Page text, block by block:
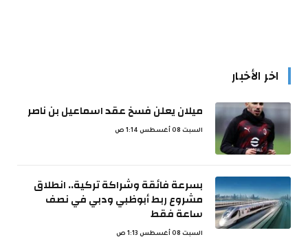
اخر الأخبار
ميلان يعلن فسخ عقد اسماعيل بن ناصر
السبت 08 أغسطس 1:14 ص
بسرعة فائقة وشراكة تركية.. انطلاق
مشروع ربط أبوظبي ودبي في نصف
ساعة فقط
السبت 08 أغسطس 1:13 ص